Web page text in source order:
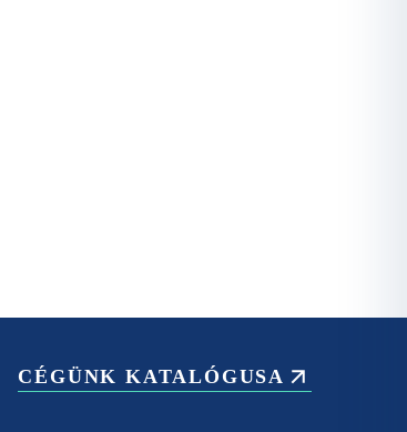
CÉGÜNK KATALÓGUSA